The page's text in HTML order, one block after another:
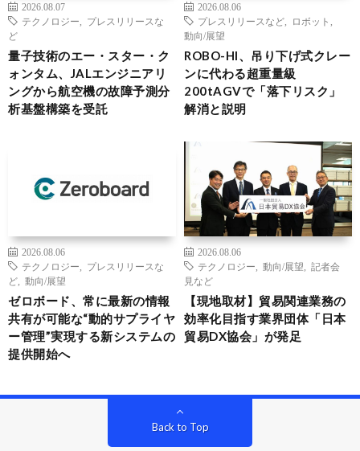
2026.08.07
テクノロジー
プレスリリースな
ど
量子技術のエー・スター・ク
ォンタム、JALエンジニアリ
ングから航空機の故障予測分
析基盤構築を受託
2026.08.06
プレスリリースなど
ロボット
動向/展望
ROBO-HI、吊り下げ式クレー
ンに代わる超重量級
200tAGVで「落下リスク」
解消と説明
2026.08.06
テクノロジー
プレスリリースな
ど
動向/展望
ゼロボード、常に最新の情報
共有が可能な“動的サプライヤ
ー管理”実現する新システムの
提供開始へ
2026.08.06
テクノロジー
動向/展望
記者会
見など
【現地取材】貿易関連業務の
効率化目指す業界団体「日本
貿易DX協会」が発足
Back to Top